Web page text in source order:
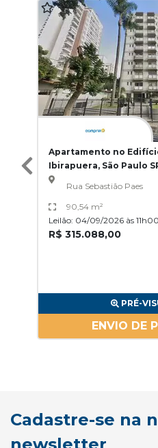
Apartamento no
Ibirapuera, São Paulo
Rua Sebastião Paes
90,54 m²
Leilão: 04/09/2026 às 11h00
R$ 315.088,00
PRÉ-
ENVIO DE
Cadastre-se na